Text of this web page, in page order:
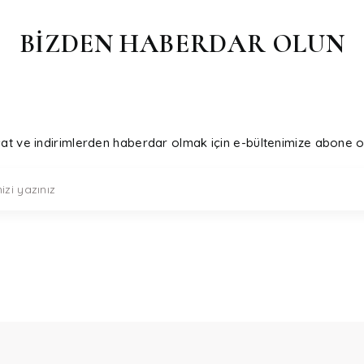
BİZDEN HABERDAR OLUN
ve indirimlerden haberdar olmak için e-bültenimize abone